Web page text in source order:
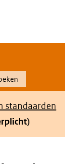
standaarden